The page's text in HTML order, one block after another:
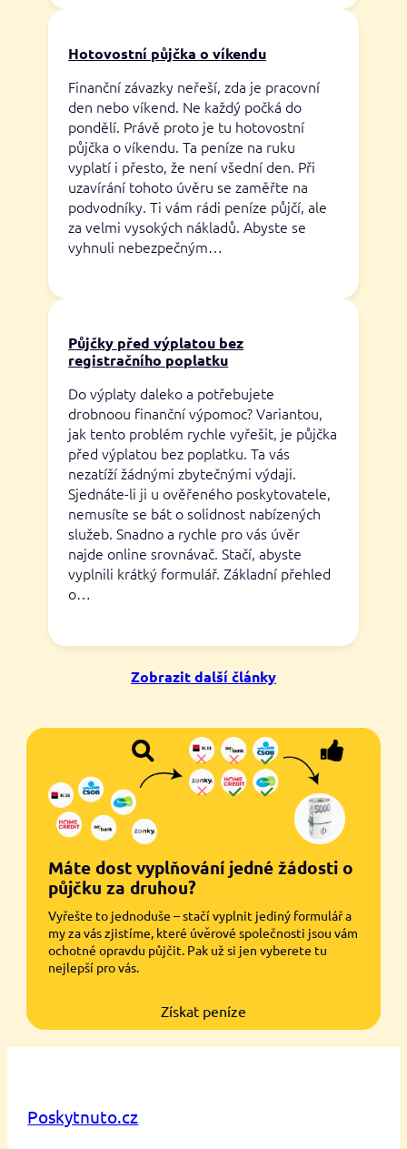
Hotovostní půjčka o víkendu
Finanční závazky neřeší, zda je pracovní
den nebo víkend. Ne každý počká do
pondělí. Právě proto je tu hotovostní
půjčka o víkendu. Ta peníze na ruku
vyplatí i přesto, že není všední den. Při
uzavírání tohoto úvěru se zaměřte na
podvodníky. Ti vám rádi peníze půjčí, ale
za velmi vysokých nákladů. Abyste se
vyhnuli nebezpečným…
Půjčky před výplatou bez
registračního poplatku
Do výplaty daleko a potřebujete
drobnoou finanční výpomoc? Variantou,
jak tento problém rychle vyřešit, je půjčka
před výplatou bez poplatku. Ta vás
nezatíží žádnými zbytečnými výdaji.
Sjednáte-li ji u ověřeného poskytovatele,
nemusíte se bát o solidnost nabízených
služeb. Snadno a rychle pro vás úvěr
najde online srovnávač. Stačí, abyste
vyplnili krátký formulář. Základní přehled
o…
Zobrazit další články
Máte dost vyplňování jedné žádosti o
půjčku za druhou?
Vyřešte to jednoduše – stačí vyplnit jediný formulář a
my za vás zjistíme, které úvěrové společnosti jsou vám
ochotné opravdu půjčit. Pak už si jen vyberete tu
nejlepší pro vás.
Získat peníze
Poskytnuto.cz